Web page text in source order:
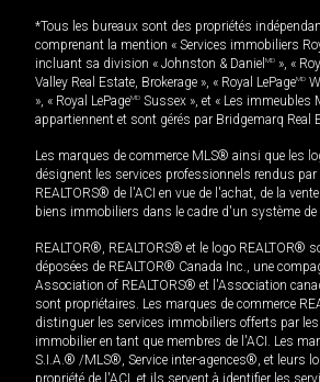
*Tous les bureaux sont des propriétés
comprenant la mention « Services immobiliers
incluant sa division « Johnston & Daniel MD », «
Valley Real Estate, Brokerage », « Royal LePageMD
», « Royal LePageMD Sussex », et « Les immeubles
appartiennent et sont gérés par Bridgemarq Real
Les marques de commerce MLS® ainsi que les
désignent les services professionnels rendus par
REALTORS® de l'ACI en vue de l'achat, de la
biens immobiliers dans le cadre d'un système de
REALTOR®, REALTORS® et le logo REALTOR®
déposées de REALTOR® Canada Inc., une
Association of REALTORS® et l'Association
sont propriétaires. Les marques de commerce
distinguer les services immobiliers offerts par
immobilier en tant que membres de l'ACI. Les
S.I.A.® /MLS®, Service inter-agences®, et leurs
propriété de l'ACI, et ils servent à identifier les